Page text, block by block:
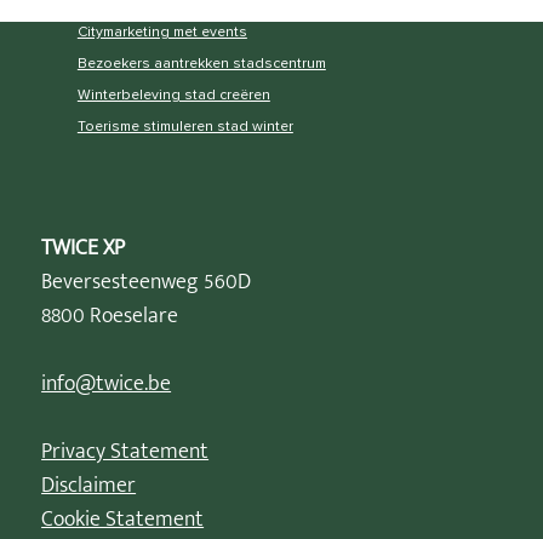
Citymarketing met events
Bezoekers aantrekken stadscentrum
Winterbeleving stad creëren
Toerisme stimuleren stad winter
TWICE XP
Beversesteenweg 560D
8800 Roeselare
info@twice.be
Privacy Statement
Disclaimer
Cookie Statement